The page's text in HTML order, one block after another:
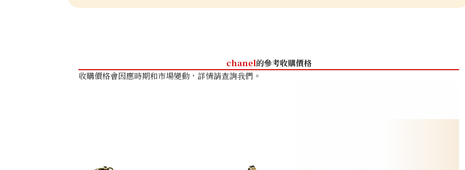
chanel的參考收購價格
收購價格會因應時期和市場變動，詳情請查詢我們。